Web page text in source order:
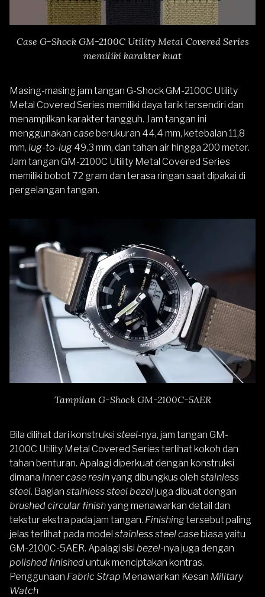
Case G-Shock GM-2100C Utility Metal Covered Series
memiliki karakter kuat
Masing-masing jam tangan G-Shock GM-2100C Utility
Metal Covered Series memiliki daya tarik tersendiri dan
menampilkan karakter tangguh. Jam tangan ini
menggunakan case berukuran 44,4 mm, ketebalan 11,8
mm, lug-to-lug 49,3 mm, dan tahan air hingga 200 meter.
Jam tangan GM-2100C Utility Metal Covered Series
memiliki bobot 72 gram dan terasa ringan saat dipakai di
pergelangan tangan.
Tampilan G-Shock GM-2100C-5AER
Bila dilihat dari konstruksi steel-nya, jam tangan GM-
2100C Utility Metal Covered Series terlihat kokoh dan
tahan benturan. Apalagi diperkuat dengan konstruksi
dimana inner case resinyang dibungkus oleh stainless
steel. Bagian stainless steel bezeljuga dibuat dengan
brushed circular finishyang menawarkan detail dan
tekstur ekstra pada jam tangan. Finishingtersebut paling
jelas terlihat pada model stainless steel casebiasa yaitu
GM-2100C-5AER. Apalagi sisi bezel-nya juga dengan
polished finisheduntuk menciptakan kontras.
Penggunaan Fabric Strap Menawarkan Kesan Military
Watch